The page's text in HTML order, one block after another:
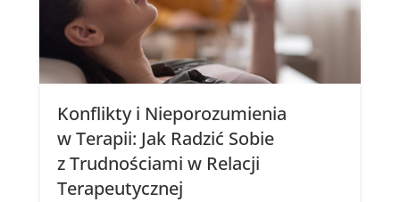
Konflikty i Nieporozumienia
w Terapii: Jak Radzić Sobie
z Trudnościami w Relacji
Terapeutycznej